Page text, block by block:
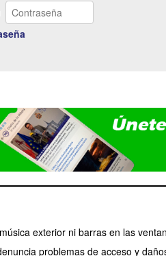
exterior ni barras en las
problemas de acceso y